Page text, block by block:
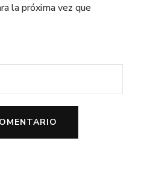
la próxima vez que